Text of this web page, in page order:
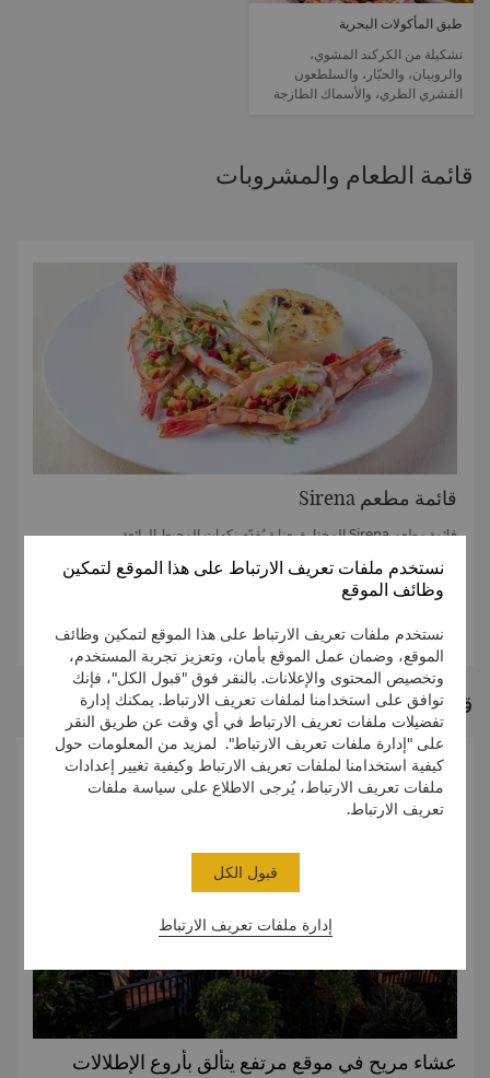
طبق المأكولات البحرية
تشكيلة من الكركند المشوي،
والروبيان، والحبّار، والسلطعون
القشري الطري، والأسماك الطازجة
قائمة الطعام والمشروبات
قائمة مطعم Sirena
قائمة مطعم Sirena المختارة بعناية يُقدّم نكهات المحيط الرائعة.
عرض قائمتنا
عرض قائمتنا
عرض قائمتنا
قصة مطعم
عشاء مريح في موقع مرتفع يتألق بأروع الإطلالات
نستخدم ملفات تعريف الارتباط على هذا الموقع لتمكين
وظائف الموقع
نستخدم ملفات تعريف الارتباط على هذا الموقع لتمكين وظائف
الموقع، وضمان عمل الموقع بأمان، وتعزيز تجربة المستخدم،
وتخصيص المحتوى والإعلانات. بالنقر فوق "قبول الكل"، فإنك
توافق على استخدامنا لملفات تعريف الارتباط. يمكنك إدارة
تفضيلات ملفات تعريف الارتباط في أي وقت عن طريق النقر
على "إدارة ملفات تعريف الارتباط". لمزيد من المعلومات حول
كيفية استخدامنا لملفات تعريف الارتباط وكيفية تغيير إعدادات
ملفات تعريف الارتباط، يُرجى الاطلاع على سياسة ملفات
تعريف الارتباط.
إدارة ملفات تعريف الارتباط
قبول الكل